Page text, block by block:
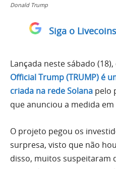
Donald Trump
Siga o
Lançada neste sábado
Official Trump (TRUMP) é
criada na rede Solana pelo
que anunciou a medida
O projeto pegou os
surpresa, visto que não
disso, muitos suspeitaram